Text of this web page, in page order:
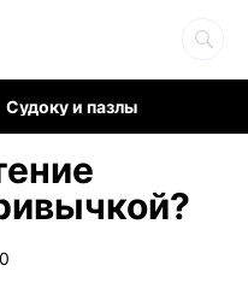
Судоку и пазлы